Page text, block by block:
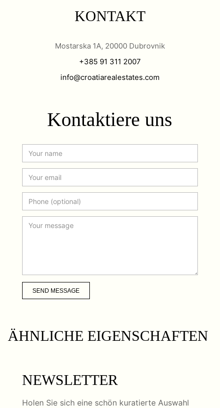
KONTAKT
Mostarska 1A, 20000 Dubrovnik
+385 91 311 2007
info@croatiarealestates.com
Kontaktiere uns
SEND MESSAGE
ÄHNLICHE EIGENSCHAFTEN
NEWSLETTER
Holen Sie sich eine schön kuratierte Auswahl